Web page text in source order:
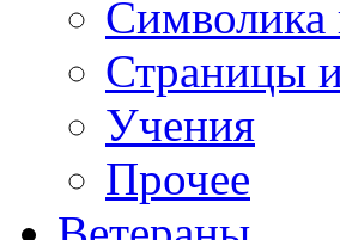
Символика
Страницы
Учения
Прочее